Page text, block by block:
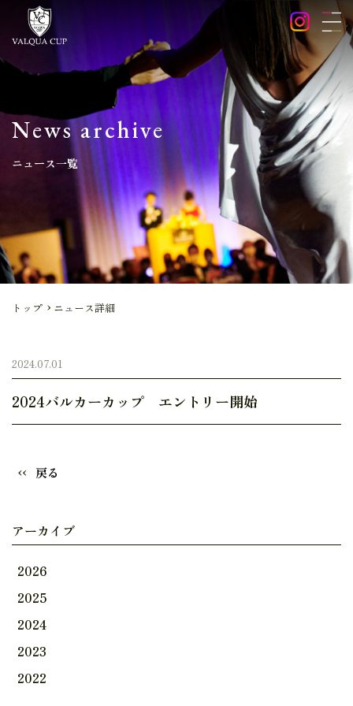
News archive
ニュース一覧
トップ ニュース詳細
2024.07.01
2024バルカーカップ エントリー開始
戻る
アーカイブ
2026
2025
2024
2023
2022